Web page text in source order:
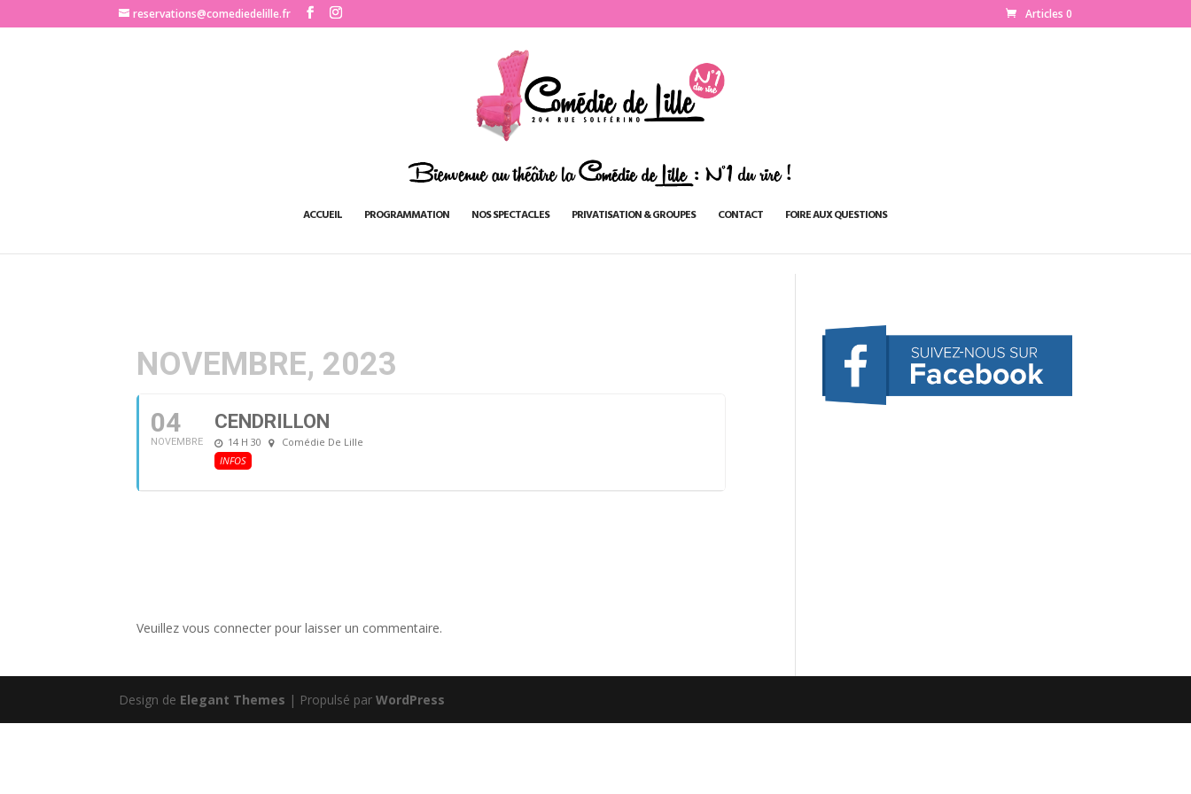
http://www.comediedelille.frreservations@comediedelille.fr Articles 0
ACCUEIL PROGRAMMATION NOS SPECTACLES PRIVATISATION & GROUPES CONTACT FOIRE AUX QUESTIONS
NOVEMBRE, 2023
04
NOVEMBRE
CENDRILLON
14 H 30
Comédie De Lille
INFOS
Veuillez vous connecter pour laisser un commentaire.
Design de Elegant Themes | Propulsé parWordPress